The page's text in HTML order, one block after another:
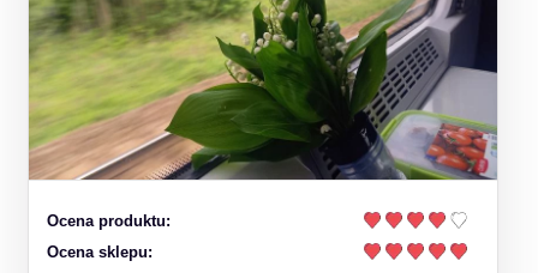
Ocena produktu:
Ocena sklepu: